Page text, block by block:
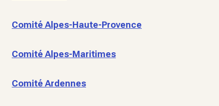
Comité Alpes-Haute-Provence
Comité Alpes-Maritimes
Comité Ardennes